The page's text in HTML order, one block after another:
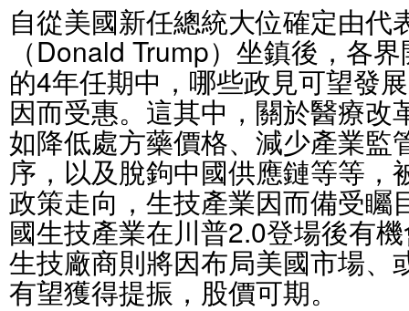
自從美國新任總統大位確定由代
（Donald Trump）坐鎮後，各
的4年任期中，哪些政見可望發
因而受惠。這其中，關於醫療改
如降低處方藥價格、減少產業監
序，以及脫鉤中國供應鏈等等，
政策走向，生技產業因而備受矚
國生技產業在川普2.0登場後有
生技廠商則將因布局美國市場、
有望獲得提振，股價可期。